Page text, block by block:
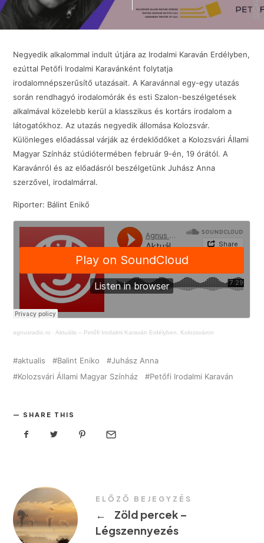
Negyedik alkalommal indult útjára az Irodalmi Karaván Erdélyben,
ezúttal Petőfi Irodalmi Karavánként folytatja
irodalomnépszerűsítő utazásait. A Karavánnal egy-egy utazás
során rendhagyó irodalomórák és esti Szalon-beszélgetések
alkalmával közelebb kerül a klasszikus és kortárs irodalom a
látogatókhoz. Az utazás negyedik állomása Kolozsvár.
Különleges előadással várják az érdeklődőket a Kolozsvári Állami
Magyar Színház stúdiótermében február 9-én, 19 órától. A
Karavánról és az előadásról beszélgetünk Juhász Anna
szerzővel, irodalmárral.
Riporter: Bálint Enikő
agnusradio.ro · Aktuális – Petőfi Irodalmi Karaván Erdélyben, Kolozsváron
aktualis Balint Eniko
Juhász Anna
Kolozsvári Állami Magyar Színház
Petőfi Irodalmi Karaván
SHARE THIS
ELŐZŐ BEJEGYZÉS
←
Zöld percek –
Légszennyezés